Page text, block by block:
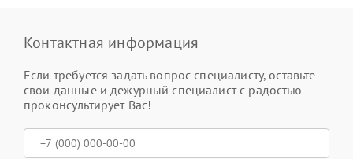
Контактная информация
Если требуется задать вопрос специалисту, оставьте
свои данные и дежурный специалист с радостью
проконсультирует Вас!